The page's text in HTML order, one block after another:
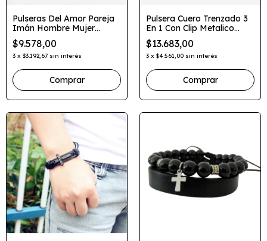
Pulseras Del Amor Pareja
Imán Hombre Mujer
Magneticas X2
$9.578,00
3 x $3.192,67 sin interés
Pulsera Cuero Trenzado 3
En 1 Con Clip Metalico
Elegante
$13.683,00
3 x $4.561,00 sin interés